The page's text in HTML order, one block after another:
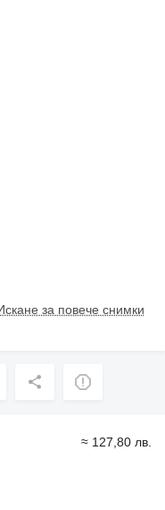
за повече снимки
≈ 127,80 лв.